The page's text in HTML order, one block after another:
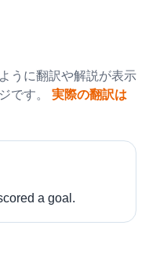
うに翻訳や解説が表示
です。 実際の翻訳は
a goal.